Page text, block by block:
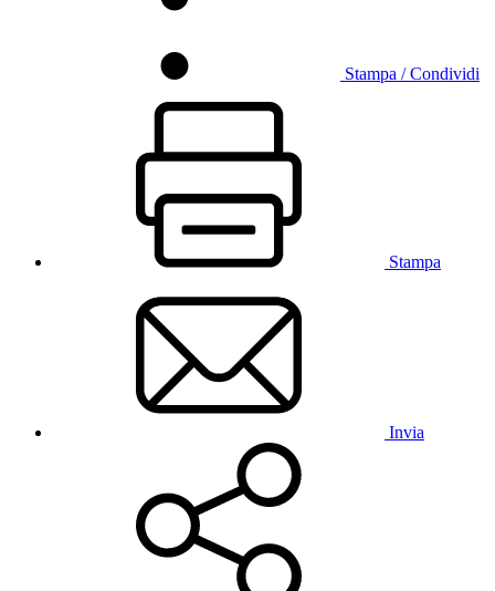
Stampa / Condividi
Stampa
Invia